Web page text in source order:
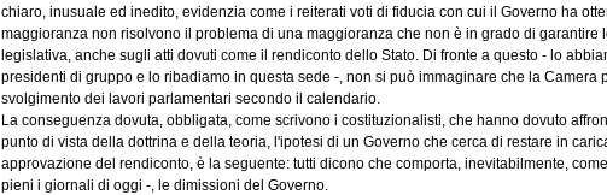
chiaro, inusuale ed inedito, evidenzia come i reiterati voti di fiducia con cui il Governo ha
maggioranza non risolvono il problema di una maggioranza che non è in grado di garantire
legislativa, anche sugli atti dovuti come il rendiconto dello Stato. Di fronte a questo - lo
presidenti di gruppo e lo ribadiamo in questa sede -, non si può immaginare che la Camera
svolgimento dei lavori parlamentari secondo il calendario.
La conseguenza dovuta, obbligata, come scrivono i costituzionalisti, che hanno dovuto
punto di vista della dottrina e della teoria, l'ipotesi di un Governo che cerca di restare in
approvazione del rendiconto, è la seguente: tutti dicono che comporta, inevitabilmente,
pieni i giornali di oggi -, le dimissioni del Governo.